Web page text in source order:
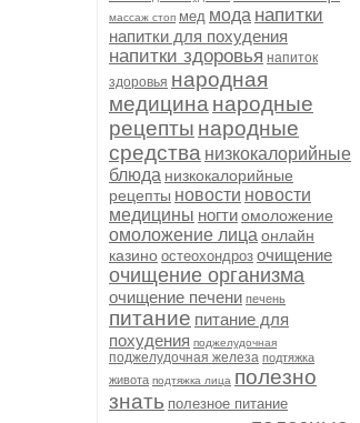
массаж стоп мед мода напитки
напитки для похудения
напитки здоровья напиток
здоровья народная
медицина народные
рецепты народные
средства низкокалорийные
блюда низкокалорийные
рецепты новости новости
медицины ногтиомоложение
омоложение лица онлайн
казино остеохондроз очищение
очищение организма
очищение печени печень
питание питание для
похудения поджелудочная
поджелудочная железа подтяжка
живота подтяжка лица полезно
знать полезное питание